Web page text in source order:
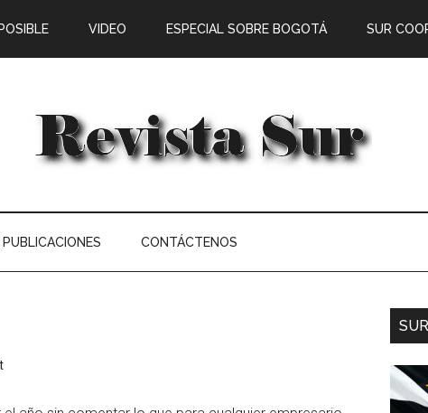
VIDEO ESPECIAL SOBRE BOGOTÁ SUR
PUBLICACIONES CONTÁCTENOS